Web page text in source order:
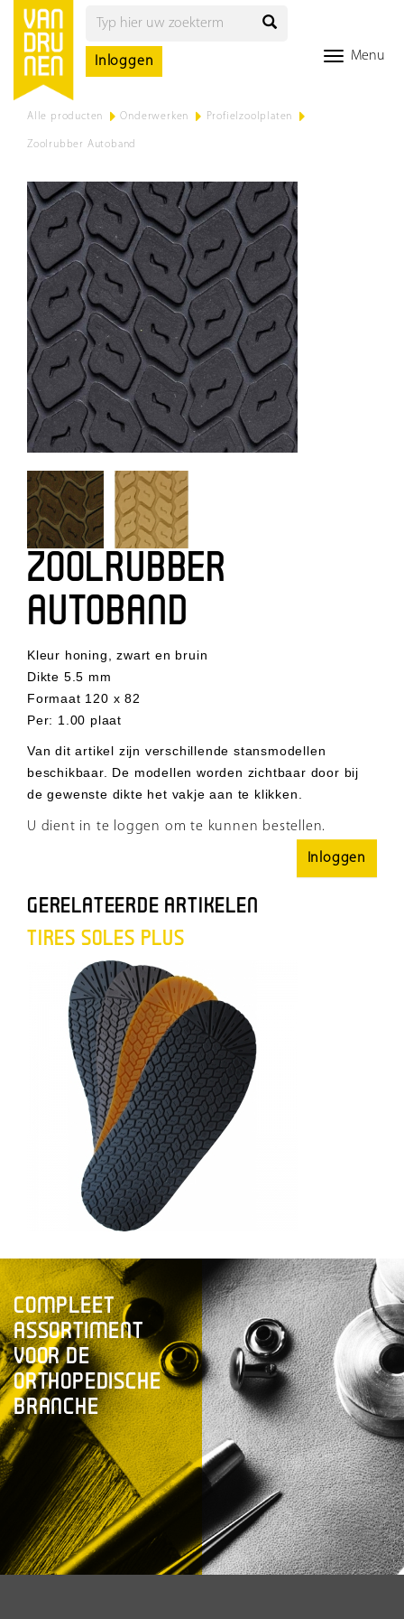
Menu
Inloggen
Alle producten > Onderwerken > Profielzoolplaten >
Zoolrubber Autoband
ZOOLRUBBER
AUTOBAND
Kleur honing, zwart en bruin
Dikte 5.5 mm
Formaat 120 x 82
Per: 1.00 plaat
Van dit artikel zijn verschillende stansmodellen
beschikbaar. De modellen worden zichtbaar door bij
de gewenste dikte het vakje aan te klikken.
U dient in te loggen om te kunnen bestellen.
Inloggen
GERELATEERDE ARTIKELEN
TIRES SOLES PLUS
COMPLEET
ASSORTIMENT
VOOR DE
ORTHOPEDISCHE
BRANCHE